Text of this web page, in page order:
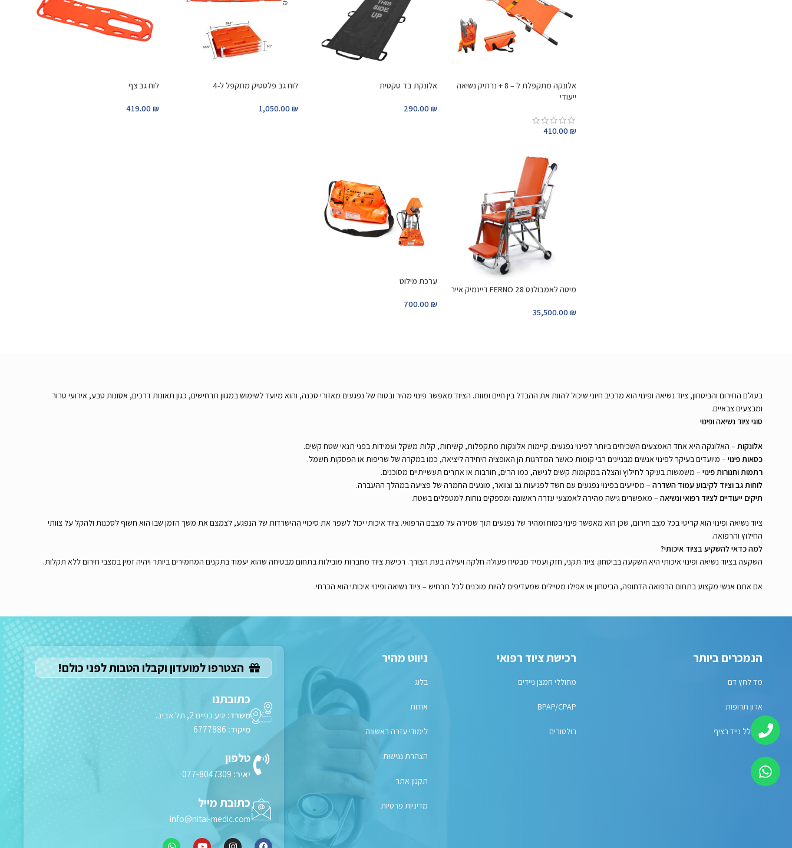
אלונקה מתקפלת ל – 8 + נרתיק נשיאה
ייעודי
410.00 ₪
אלונקת בד טקטית
290.00 ₪
לוח גב פלסטיק מתקפל ל-4
1,050.00 ₪
לוח גב צף
419.00 ₪
מיטה לאמבולנס FERNO 28 דיינמיק אייר
35,500.00 ₪
ערכת מילוט
700.00 ₪
בעולם החירום והביטחון, ציוד נשיאה ופינוי הוא מרכיב חיוני שיכול להוות את ההבדל בין חיים ומוות. הציוד מאפשר פינוי מהיר ובטוח של נפגעים מאזורי סכנה, והוא מיועד לשימוש במגוון תרחישים, כגון תאונות דרכים, אסונות טבע, אירועי טרור
ומבצעים צבאיים.
סוגי ציוד נשיאה ופינוי
אלונקות– האלונקה היא אחד האמצעים השכיחים ביותר לפינוי נפגעים. קיימות אלונקות מתקפלות, קשיחות, קלות משקל ועמידות בפני תנאי שטח קשים.
כסאות פינוי– מיועדים בעיקר לפינוי אנשים מבניינים רבי קומות כאשר המדרגות הן האופציה היחידה ליציאה, כמו במקרה של שריפות או הפסקות חשמל.
רתמות וחגורות פינוי– משמשות בעיקר לחילוץ והצלה במקומות קשים לגישה, כמו הרים, חורבות או אתרים תעשייתיים מסוכנים.
לוחות גב וציוד לקיבוע עמוד השדרה– מסייעים בפינוי נפגעים עם חשד לפגיעות גב וצוואר, מונעים החמרה של פציעה במהלך ההעברה.
תיקים ייעודיים לציוד רפואי ונשיאה– מאפשרים גישה מהירה לאמצעי עזרה ראשונה ומספקים נוחות למטפלים בשטח.
ציוד נשיאה ופינוי הוא קריטי בכל מצב חירום, שכן הוא מאפשר פינוי בטוח ומהיר של נפגעים תוך שמירה על מצבם הרפואי. ציוד איכותי יכול לשפר את סיכויי ההישרדות של הנפגע, לצמצם את משך הזמן שבו הוא חשוף לסכנות ולהקל על צוותי
החילוץ והרפואה.
למה כדאי להשקיע בציוד איכותי?
השקעה בציוד נשיאה ופינוי איכותי היא השקעה בביטחון. ציוד תקני, חזק ועמיד מבטיח פעולה חלקה ויעילה בעת הצורך. רכישת ציוד מחברות מובילות בתחום מבטיחה שהוא יעמוד בתקנים המחמירים ביותר ויהיה זמין במצבי חירום ללא תקלות.
אם אתם אנשי מקצוע בתחום הרפואה הדחופה, הביטחון או אפילו מטיילים שמעדיפים להיות מוכנים לכל תרחיש – ציוד נשיאה ופינוי איכותי הוא הכרחי.
הנמכרים ביותר
מד לחץ דם
ארון תרופות
מחולל נייד רציף
רכישת ציוד רפואי
מחוללי חמצן ניידים
BPAP/CPAP
רולטורים
ניווט מהיר
בלוג
אודות
לימודי עזרה ראשונה
הצהרת נגישות
תקנון אתר
מדיניות פרטיות
הצטרפו למועדון וקבלו הטבות לפני כולם!
כתובתנו
משרד: יגיע כפיים 2, תל אביב.
מיקוד:
טלפון
יאיר:
כתובת מייל
info@nitai-medic.com